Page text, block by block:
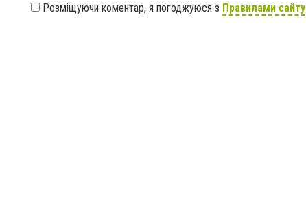
Розміщуючи коментар, я погоджуюся з Правилами сайту